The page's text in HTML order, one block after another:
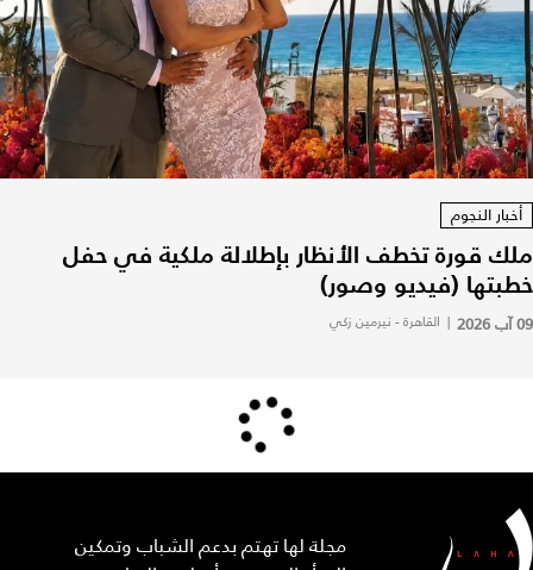
أخبار النجوم
ملك قورة تخطف الأنظار بإطلالة ملكية في حفل
خطبتها (فيديو وصور)
09 آب 2026 | القاهرة - نيرمين زكي
مجلة لها تهتم بدعم الشباب وتمكين